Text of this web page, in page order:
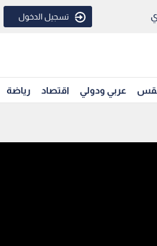
تسجيل الدخول
عربي ودولي اقتصاد رياضة